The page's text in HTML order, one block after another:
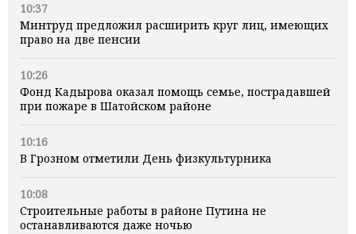
10:37
Минтруд предложил расширить круг лиц, имеющих
право на две пенсии
10:26
Фонд Кадырова оказал помощь семье, пострадавшей
при пожаре в Шатойском районе
10:16
В Грозном отметили День физкультурника
10:08
Строительные работы в районе Путина не
останавливаются даже ночью